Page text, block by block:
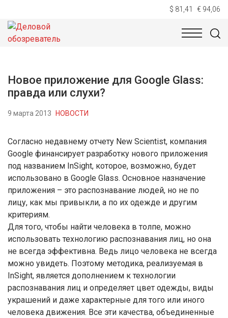
$ 81,41 € 94,06
НОВОСТИ
Новое приложение для Google Glass:
правда или слухи?
9 марта 2013 НОВОСТИ
Согласно недавнему отчету New Scientist, компания
Google финансирует разработку нового приложения
под названием InSight, которое, возможно, будет
использовано в Google Glass. Основное назначение
приложения – это распознавание людей, но не по
лицу, как мы привыкли, а по их одежде и другим
критериям.
Для того, чтобы найти человека в толпе, можно
использовать технологию распознавания лиц, но она
не всегда эффективна. Ведь лицо человека не всегда
можно увидеть. Поэтому методика, реализуемая в
InSight, является дополнением к технологии
распознавания лиц и определяет цвет одежды, виды
украшений и даже характерные для того или иного
человека движения. Все эти качества, объединенные